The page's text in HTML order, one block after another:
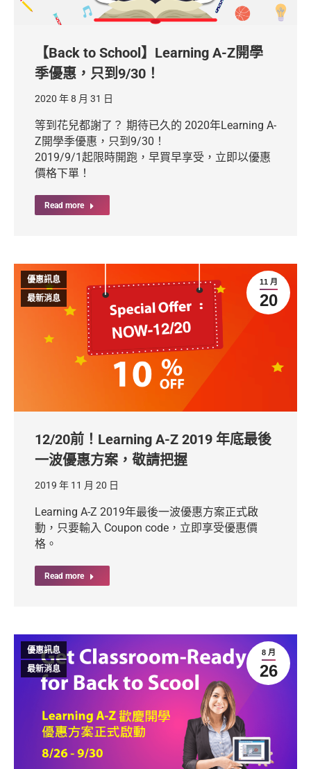
【Back to School】Learning A-Z開學
季優惠，只到9/30！
2020 年 8 月 31 日
等到花兒都謝了？ 期待已久的 2020年Learning A-
Z開學季優惠，只到9/30！
2019/9/1起限時開跑，早買早享受，立即以優惠
價格下單！
Read more
11 月
20
優惠訊息
最新消息
12/20前！Learning A-Z 2019 年底最後
一波優惠方案，敬請把握
2019 年 11 月 20 日
Learning A-Z 2019年最後一波優惠方案正式啟
動，只要輸入 Coupon code，立即享受優惠價
格。
Read more
8 月
26
優惠訊息
最新消息